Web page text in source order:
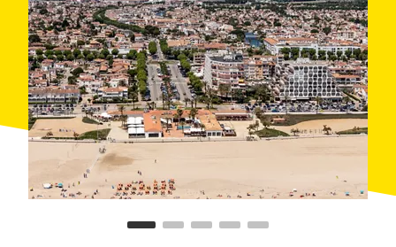
minigolf,pitch & putt, i, fins i tot, unskatepark.
El municipi conserva un ric patrimoni històric amb
muralles medievals, ponts antics, convents i edificis
gòtics. Un passeig pel nucli antic ens transporta a
l’època en què Castelló era la capital del comtat
d’Empúries. Val la pena acostar-s'hi per descobrir la
monumentalbasílica de Santa Maria, l'Ecomuseu
Farinera
o el Museu d'Història Medieval de la Cúria–
Presó .